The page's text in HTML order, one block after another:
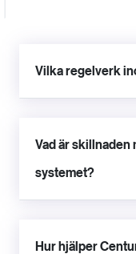
Vilka regelverk
Vad är skillnaden
systemet?
Hur hjälper